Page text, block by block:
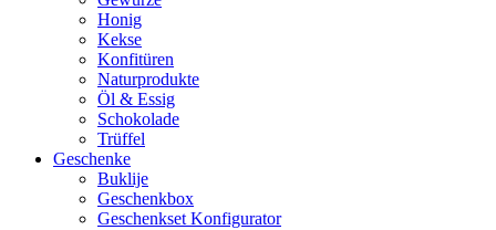
Honig
Kekse
Konfitüren
Naturprodukte
Öl & Essig
Schokolade
Trüffel
Geschenke
Buklije
Geschenkbox
Geschenkset Konfigurator